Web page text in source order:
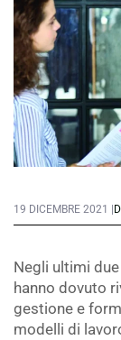
19 DICEMBRE 2021 |
Negli ultimi
hanno dovuto
gestione e
modelli di